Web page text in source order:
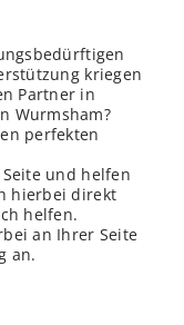
kriegen
Partner in
Wurmsham?
perfekten
und helfen
hierbei direkt
helfen.
an Ihrer Seite
an.